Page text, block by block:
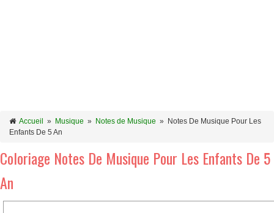
Accueil » Musique » Notes de Musique »
Notes De Musique Pour Les
Enfants De 5 An
Coloriage Notes De Musique Pour Les Enfants De 5
An